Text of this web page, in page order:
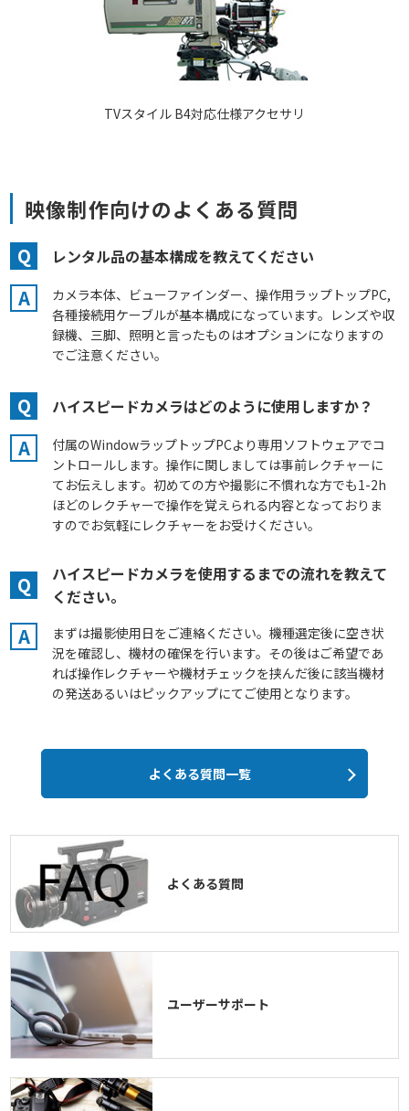
TVスタイル B4対応仕様アクセサリ
映像制作向けのよくある質問
Q レンタル品の基本構成を教えてください
A
カメラ本体、ビューファインダー、操作用ラップトップPC,
各種接続用ケーブルが基本構成になっています。レンズや収
録機、三脚、照明と言ったものはオプションになりますの
でご注意ください。
Q ハイスピードカメラはどのように使用しますか？
A
付属のWindowラップトップPCより専用ソフトウェアでコ
ントロールします。操作に関しましては事前レクチャーに
てお伝えします。初めての方や撮影に不慣れな方でも1-2h
ほどのレクチャーで操作を覚えられる内容となっておりま
すのでお気軽にレクチャーをお受けください。
Q
ハイスピードカメラを使用するまでの流れを教えて
ください。
A
まずは撮影使用日をご連絡ください。機種選定後に空き状
況を確認し、機材の確保を行います。その後はご希望であ
れば操作レクチャーや機材チェックを挟んだ後に該当機材
の発送あるいはピックアップにてご使用となります。
よくある質問一覧
よくある質問
ユーザーサポート